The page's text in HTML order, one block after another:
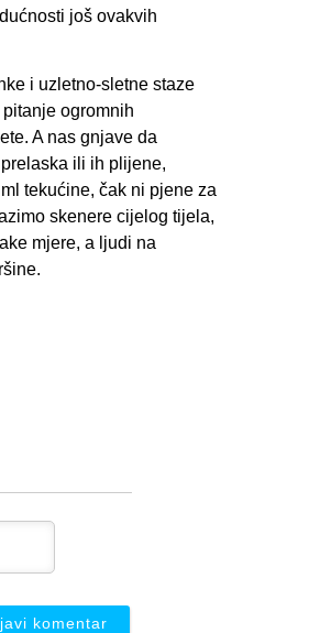
još ovakvih
i uzletno-sletne staze
ogromnih
A nas gnjave da
ili ih plijene,
tekućine, čak ni pjene za
skenere cijelog tijela,
mjere, a ljudi na